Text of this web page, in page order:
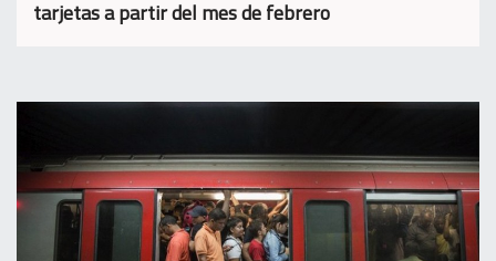
tarjetas a partir del mes de febrero